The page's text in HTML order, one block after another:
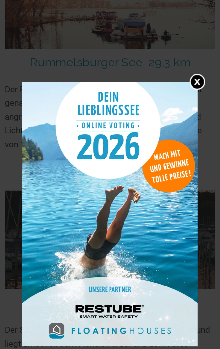
Rummelsburger See 29,3 km
Der Rummelsburger See (auch Rummelsburger Bucht
genannt) ist eine Spreebucht in Berlin mit den
angrenzenden Bezirken Friedrichshain-Kreuzberg und
Lichtenberg. Der Rummelsburger See mit einer Länge
von 1,6...
Stößensee 29,3 km
Der Stößensee ist eine Ausbuchtung der Unterhavel und
liegt zwischen dem Pichelswerder und dem Forst